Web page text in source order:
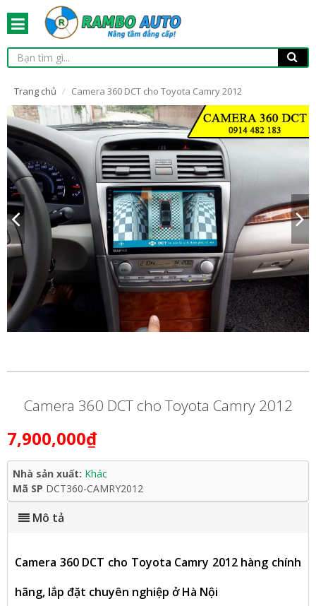
Trang chủ Camera 360 DCT cho Toyota Camry 2012
Camera 360 DCT cho Toyota Camry 2012
7,900,000₫
Nhà sản xuất: Khác
Mã SP DCT360-CAMRY2012
Mô tả
Camera 360 DCT cho Toyota Camry 2012 hàng chính
hãng, lắp đặt chuyên nghiệp ở Hà Nội